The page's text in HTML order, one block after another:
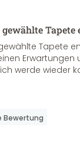
Tapete
Erwartungen
werde wieder
Bewertung